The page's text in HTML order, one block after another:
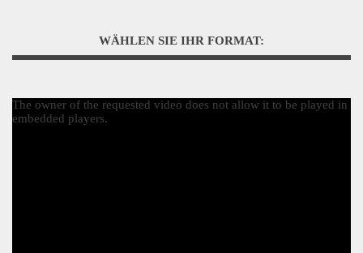
WÄHLEN SIE IHR FORMAT:
The owner of the requested video does not allow it to be played in
embedded players.